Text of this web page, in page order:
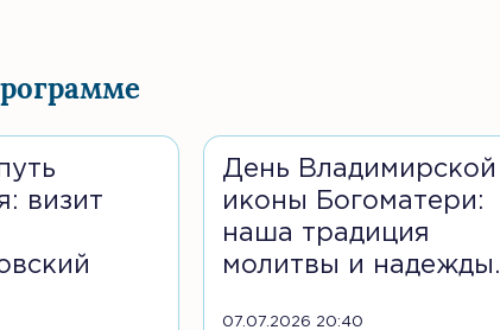
визит
День Владимирской
иконы Богоматери:
наша традиция
молитвы и надежды.
07.07.2026 20:40